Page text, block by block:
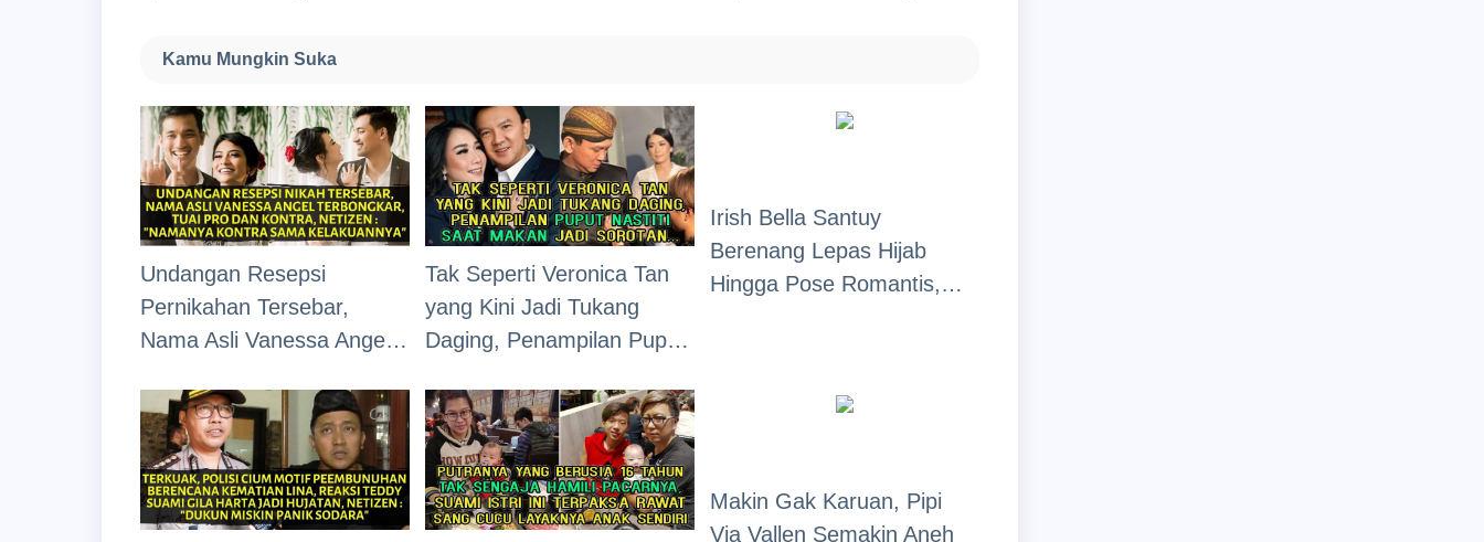
"Macan Kera" Jadi Biang
Kamu Mungkin Suka
Undangan Resepsi
Pernikahan Tersebar,
Nama Asli Vanessa Angel
Kontra, Netizen : "Kontra
Sama Kelakuannya"
Tak Seperti Veronica Tan
yang Kini Jadi Tukang
Daging, Penampilan Puput
Sorotan
Irish Bella Santuy
Berenang Lepas Hijab
Hingga Pose Romantis,
Makin Gak Karuan, Pipi
Via Vallen Semakin Aneh